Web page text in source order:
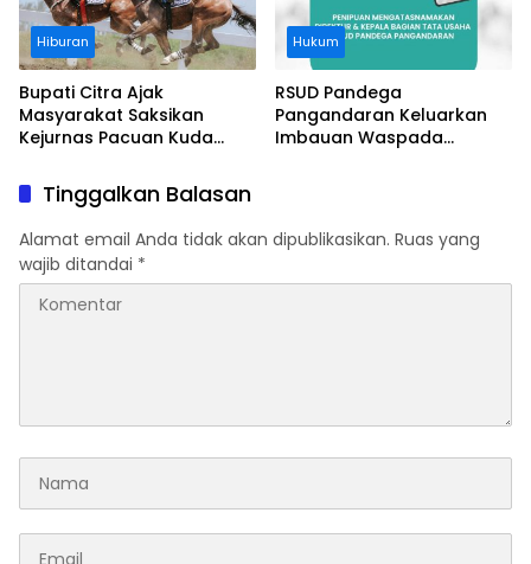
Hiburan
Bupati Citra Ajak
Masyarakat Saksikan
Kejurnas Pacuan Kuda
Legokjawa
Hukum
RSUD Pandega
Pangandaran Keluarkan
Imbauan Waspada
Tinggalkan Balasan
Alamat email Anda tidak akan dipublikasikan. Ruas yang
wajib ditandai *